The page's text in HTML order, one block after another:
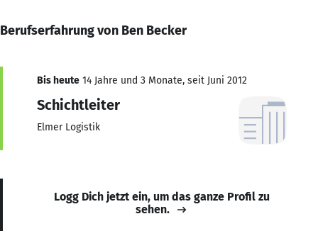
Berufserfahrung von Ben Becker
Bis heute 14 Jahre und 3 Monate, seit Juni 2012
Schichtleiter
Elmer Logistik
Logg Dich jetzt ein, um das ganze Profil zu
sehen.